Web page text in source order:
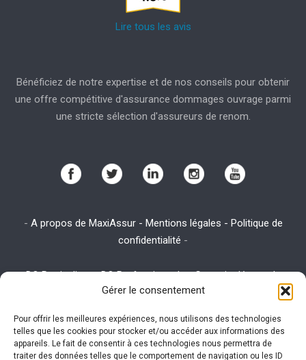
Gérer le consentement
Pour offrir les meilleures expériences, nous utilisons des technologies
telles que les cookies pour stocker et/ou accéder aux informations des
appareils. Le fait de consentir à ces technologies nous permettra de
traiter des données telles que le comportement de navigation ou les ID
Lire tous les avis
Bénéficiez de notre expertise et de nos conseils pour obtenir
une offre compétitive d'assurance dommages ouvrage parmi
une stricte sélection d'assureurs de renom.
- A propos de MaxiAssur - Mentions légales - Politique de
confidentialité -
-DO Particuliers-DO Professionnels-Garantie décennale-
Assurance emprunteur-Assurance habitation
Assurance RC